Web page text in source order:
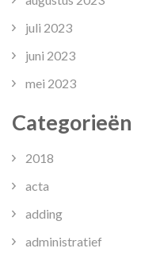
juli 2023
juni 2023
mei 2023
Categorieën
2018
acta
adding
administratief